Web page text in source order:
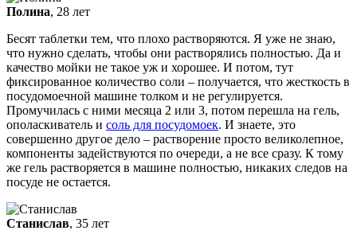
Полина, 28 лет
Бесят таблетки тем, что плохо растворяются. Я уже не знаю,
что нужно сделать, чтобы они растворялись полностью. Да и
качество мойки не такое уж и хорошее. И потом, тут
фиксированное количество соли – получается, что жесткость в
посудомоечной машине толком и не регулируется.
Промучилась с ними месяца 2 или 3, потом перешла на гель,
ополаскиватель и соль для посудомоек. И знаете, это
совершенно другое дело – растворение просто великолепное,
компоненты задействуются по очереди, а не все сразу. К тому
же гель растворяется в машине полностью, никаких следов на
посуде не остается.
Станислав, 35 лет